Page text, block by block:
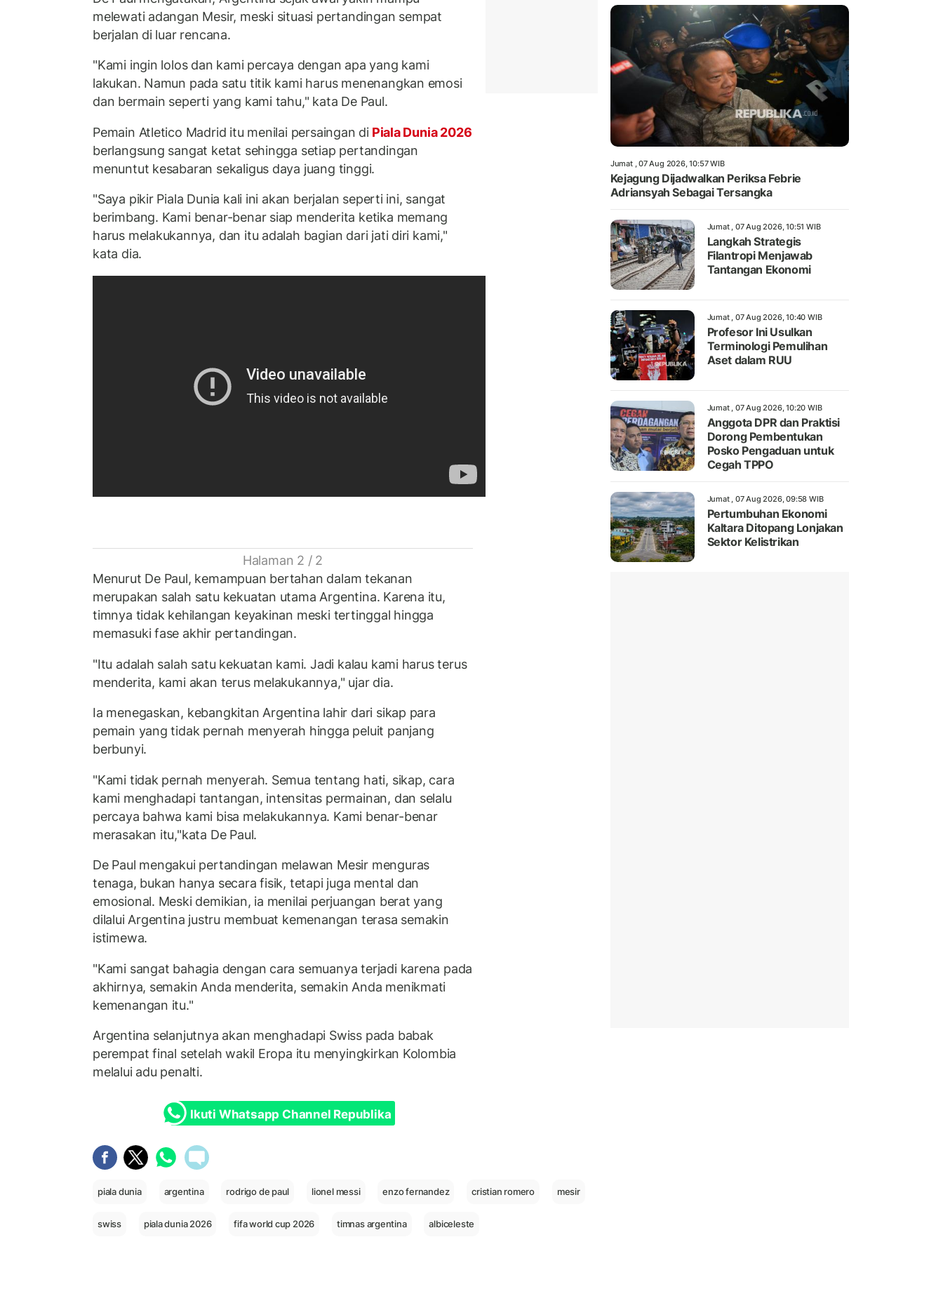
melewati adangan Mesir, meski situasi pertandingan sempat
berjalan di luar rencana.
"Kami ingin lolos dan kami percaya dengan apa yang kami
lakukan. Namun pada satu titik kami harus menenangkan emosi
dan bermain seperti yang kami tahu," kata De Paul.
Pemain Atletico Madrid itu menilai persaingan diPiala Dunia 2026
berlangsung sangat ketat sehingga setiap pertandingan
menuntut kesabaran sekaligus daya juang tinggi.
"Saya pikir Piala Dunia kali ini akan berjalan seperti ini, sangat
berimbang. Kami benar-benar siap menderita ketika memang
harus melakukannya, dan itu adalah bagian dari jati diri kami,"
kata dia.
Halaman 2 / 2
Menurut De Paul, kemampuan bertahan dalam tekanan
merupakan salah satu kekuatan utama Argentina. Karena itu,
timnya tidak kehilangan keyakinan meski tertinggal hingga
memasuki fase akhir pertandingan.
"Itu adalah salah satu kekuatan kami. Jadi kalau kami harus terus
menderita, kami akan terus melakukannya," ujar dia.
Ia menegaskan, kebangkitan Argentina lahir dari sikap para
pemain yang tidak pernah menyerah hingga peluit panjang
berbunyi.
"Kami tidak pernah menyerah. Semua tentang hati, sikap, cara
kami menghadapi tantangan, intensitas permainan, dan selalu
percaya bahwa kami bisa melakukannya. Kami benar-benar
merasakan itu,"kata De Paul.
De Paul mengakui pertandingan melawan Mesir menguras
tenaga, bukan hanya secara fisik, tetapi juga mental dan
emosional. Meski demikian, ia menilai perjuangan berat yang
dilalui Argentina justru membuat kemenangan terasa semakin
istimewa.
"Kami sangat bahagia dengan cara semuanya terjadi karena pada
akhirnya, semakin Anda menderita, semakin Anda menikmati
kemenangan itu."
Argentina selanjutnya akan menghadapi Swiss pada babak
perempat final setelah wakil Eropa itu menyingkirkan Kolombia
melalui adu penalti.
Ikuti Whatsapp Channel Republika
piala dunia argentina rodrigo de paul lionel messi enzo fernandez cristian romero mesir
swiss piala dunia 2026 fifa world cup 2026 timnas argentina albiceleste
Jumat , 07 Aug 2026, 10:57 WIB
Kejagung Dijadwalkan Periksa Febrie
Adriansyah Sebagai Tersangka
Jumat , 07 Aug 2026, 10:51 WIB
Langkah Strategis
Filantropi Menjawab
Tantangan Ekonomi
Jumat , 07 Aug 2026, 10:40 WIB
Profesor Ini Usulkan
Terminologi Pemulihan
Aset dalam RUU
Jumat , 07 Aug 2026, 10:20 WIB
Anggota DPR dan Praktisi
Dorong Pembentukan
Posko Pengaduan untuk
Cegah TPPO
Jumat , 07 Aug 2026, 09:58 WIB
Pertumbuhan Ekonomi
Kaltara Ditopang Lonjakan
Sektor Kelistrikan